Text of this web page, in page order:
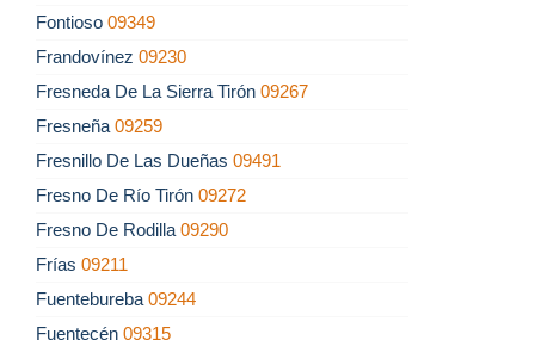
Fontioso 09349
Frandovínez 09230
Fresneda De La Sierra Tirón 09267
Fresneña 09259
Fresnillo De Las Dueñas 09491
Fresno De Río Tirón 09272
Fresno De Rodilla 09290
Frías 09211
Fuentebureba 09244
Fuentecén 09315